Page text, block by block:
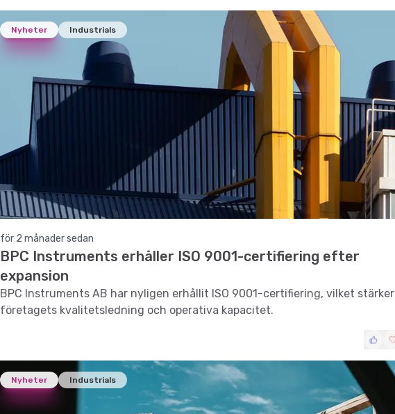
Nyheter Industrials
för 2 månader sedan
BPC Instruments erhåller ISO 9001-certifiering efter
expansion
BPC Instruments AB har nyligen erhållit ISO 9001-certifiering, vilket stärker
företagets kvalitetsledning och operativa kapacitet.
Nyheter Industrials